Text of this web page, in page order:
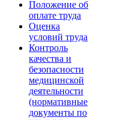
Положение об
оплате труда
Оценка
условий труда
Контроль
качества и
безопасности
медицинской
деятельности
(нормативные
документы по